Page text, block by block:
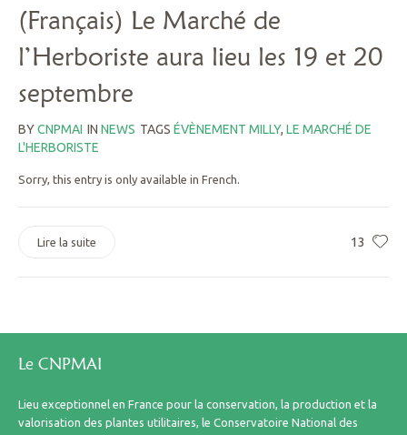
(Français) Le Marché de
l’Herboriste aura lieu les 19 et 20
septembre
BYCNPMAI IN NEWS TAGS ÉVÈNEMENT MILLY, LE MARCHÉ DE
L'HERBORISTE
Sorry, this entry is only available in French.
13
Lire la suite
Le CNPMAI
Lieu exceptionnel en France pour la conservation, la production et la
valorisation des plantes utilitaires, le Conservatoire National des